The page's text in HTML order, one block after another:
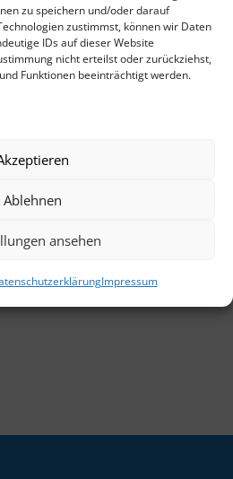
zu speichern und/oder darauf
zustimmst, können wir Daten
IDs auf dieser Website
nicht erteilst oder zurückziehst,
Funktionen beeinträchtigt werden.
Ablehnen
ansehen
Impressum